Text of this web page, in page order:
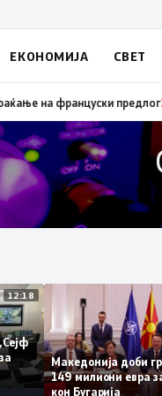
ЕКОНОМИЈА СВЕТ
за пари“, така
12:18
од „Сејф
за
Македонија
149 милиони
кон Бугарија